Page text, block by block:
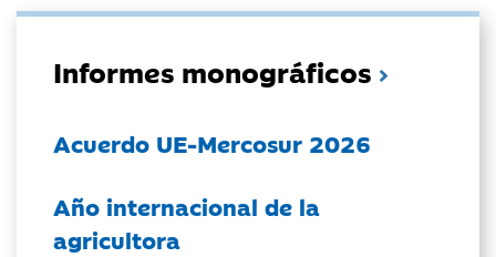
Informes monográficos
Acuerdo UE-Mercosur 2026
Año internacional de la
agricultora